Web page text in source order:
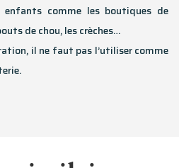
enfants comme les boutiques de
de chou, les crèches…
il ne faut pas l’utiliser comme